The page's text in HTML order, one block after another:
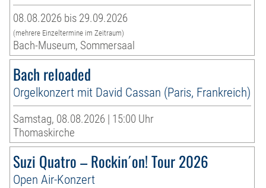
08.08.2026 bis 29.09.2026
(mehrere Einzeltermine im Zeitraum)
Bach-Museum, Sommersaal
Bach reloaded
Orgelkonzert mit David Cassan (Paris, Frankreich)
Samstag, 08.08.2026 | 15:00 Uhr
Thomaskirche
Suzi Quatro – Rockin´on! Tour 2026
Open Air-Konzert